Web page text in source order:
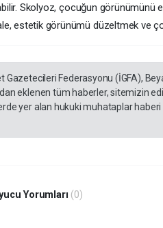
Skolyoz, çocuğun görünümünü
estetik görünümü düzeltmek ve
Gazetecileri Federasyonu (İGFA),
eklenen tüm haberler, sitemizin
yer alan hukuki muhataplar
Yorumları (0)